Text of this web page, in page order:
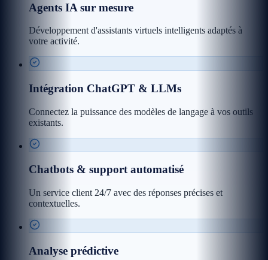
Agents IA sur mesure
Développement d'assistants virtuels intelligents adaptés à
votre activité.
Intégration ChatGPT & LLMs
Connectez la puissance des modèles de langage à vos outils
existants.
Chatbots & support automatisé
Un service client 24/7 avec des réponses précises et
contextuelles.
Analyse prédictive